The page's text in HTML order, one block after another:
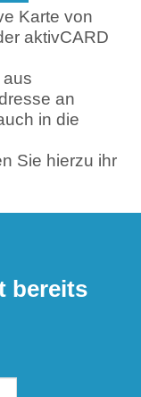
Karte von
aktivCARD
aus
an
in die
Sie hierzu ihr
bereits